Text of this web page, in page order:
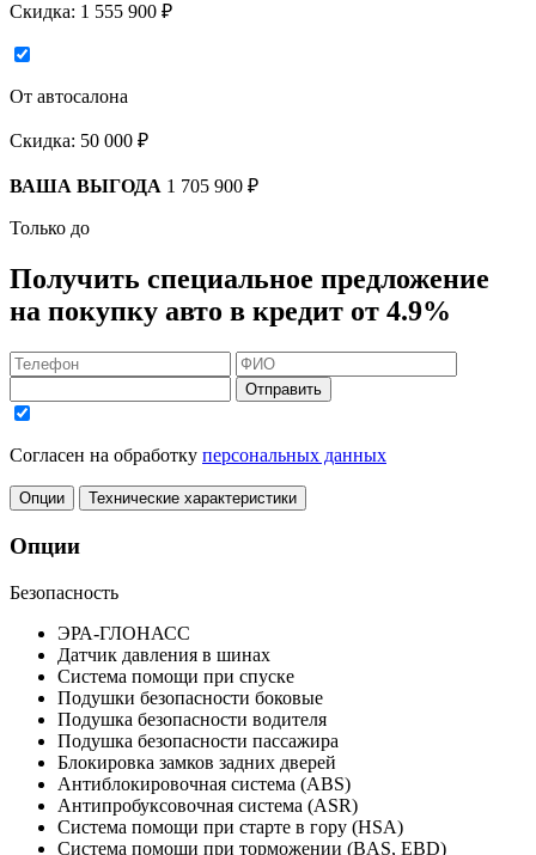
Скидка: 1 555 900 ₽
От автосалона
Скидка: 50 000 ₽
ВАША ВЫГОДА 1 705 900 ₽
Только до
Получить специальное предложение
на покупку авто в кредит от 4.9%
Отправить
Согласен на обработку персональных данных
Опции Технические характеристики
Опции
Безопасность
ЭРА-ГЛОНАСС
Датчик давления в шинах
Система помощи при спуске
Подушки безопасности боковые
Подушка безопасности водителя
Подушка безопасности пассажира
Блокировка замков задних дверей
Антиблокировочная система (ABS)
Антипробуксовочная система (ASR)
Система помощи при старте в гору (HSA)
Система помощи при торможении (BAS, EBD)